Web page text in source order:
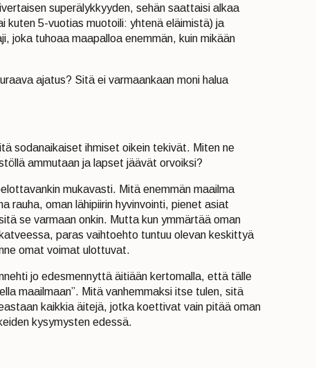
superälykkyyden, sehän saattaisi alkaa
kuten 5-vuotias muotoili: yhtenä eläimistä) ja
joka tuhoaa maapalloa enemmän, kuin mikään
ajatus? Sitä ei varmaankaan moni halua
sodanaikaiset ihmiset oikein tekivät. Miten ne
ammutaan ja lapset jäävät orvoiksi?
mukavasti. Mitä enemmän maailma
rauha, oman lähipiirin hyvinvointi, pienet asiat
se varmaan onkin. Mutta kun ymmärtää oman
paras vaihtoehto tuntuu olevan keskittyä
omat voimat ulottuvat.
jo edesmennyttä äitiään kertomalla, että tälle
maailmaan”. Mitä vanhemmaksi itse tulen, sitä
kaikkia äitejä, jotka koettivat vain pitää oman
kysymysten edessä.